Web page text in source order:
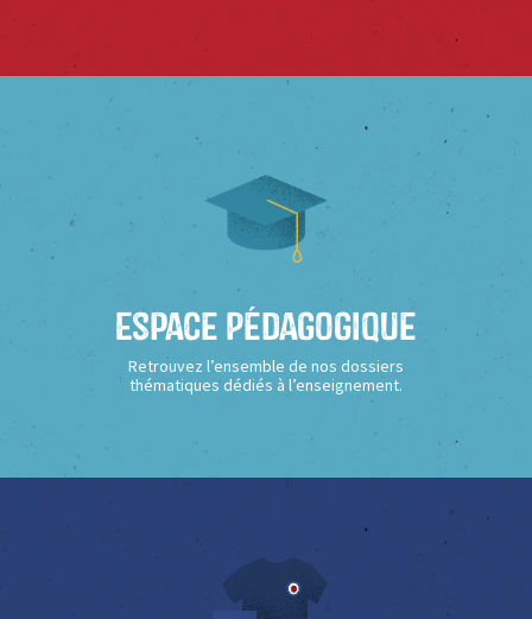
Espace Pédagogique
Retrouvez l’ensemble de nos dossiers
thématiques dédiés à l’enseignement.